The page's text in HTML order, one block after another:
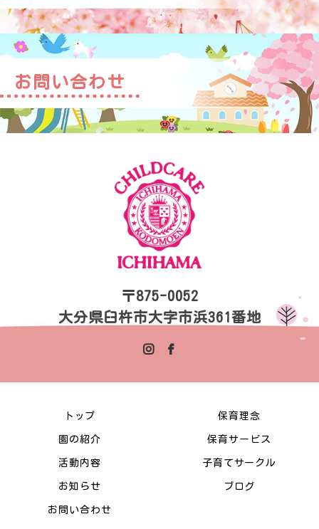
お問い合わせ
〒875-0052
大分県臼杵市大字市浜361番地
トップ 保育理念
園の紹介 保育サービス
活動内容 子育てサークル
お知らせ ブログ
お問い合わせ